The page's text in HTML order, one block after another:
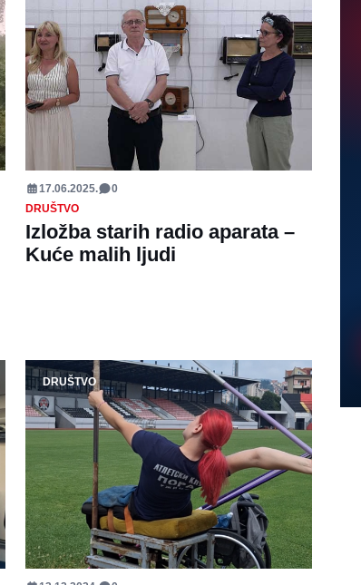
17.06.2025.
0
DRUŠTVO
Izložba starih radio aparata –
Kuće malih ljudi
DRUŠTVO